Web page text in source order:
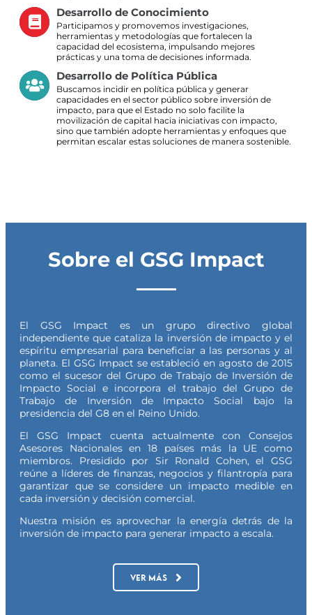
Desarrollo de Conocimiento
Participamos y promovemos investigaciones,
herramientas y metodologías que fortalecen la
capacidad del ecosistema, impulsando mejores
prácticas y una toma de decisiones informada.
Desarrollo de Política Pública
Buscamos incidir en política pública y generar
capacidades en el sector público sobre inversión de
impacto, para que el Estado no solo facilite la
movilización de capital hacia iniciativas con impacto,
sino que también adopte herramientas y enfoques que
permitan escalar estas soluciones de manera sostenible.
Sobre el GSG Impact
El GSG Impact es un grupo directivo global
independiente que cataliza la inversión de impacto y el
espíritu empresarial para beneficiar a las personas y al
planeta. El GSG Impact se estableció en agosto de 2015
como el sucesor del Grupo de Trabajo de Inversión de
Impacto Social e incorpora el trabajo del Grupo de
Trabajo de Inversión de Impacto Social bajo la
presidencia del G8 en el Reino Unido.
El GSG Impact cuenta actualmente con Consejos
Asesores Nacionales en 18 países más la UE como
miembros. Presidido por Sir Ronald Cohen, el GSG
reúne a líderes de finanzas, negocios y filantropía para
garantizar que se considere un impacto medible en
cada inversión y decisión comercial.
Nuestra misión es aprovechar la energía detrás de la
inversión de impacto para generar impacto a escala.
VER MÁS